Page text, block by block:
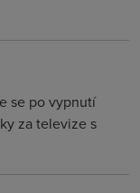
se po vypnutí
za televize s